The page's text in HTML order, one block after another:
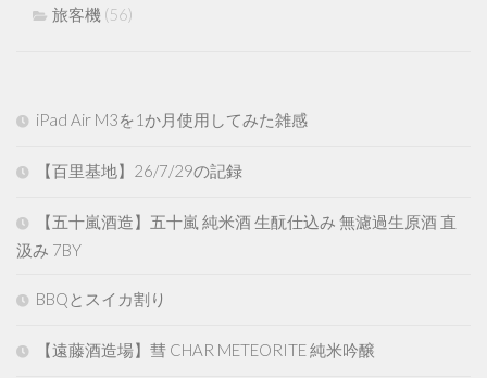
旅客機 (56)
iPad Air M3を1か月使用してみた雑感
【百里基地】26/7/29の記録
【五十嵐酒造】五十嵐 純米酒 生酛仕込み 無濾過生原酒 直
汲み 7BY
BBQとスイカ割り
【遠藤酒造場】彗 CHAR METEORITE 純米吟醸